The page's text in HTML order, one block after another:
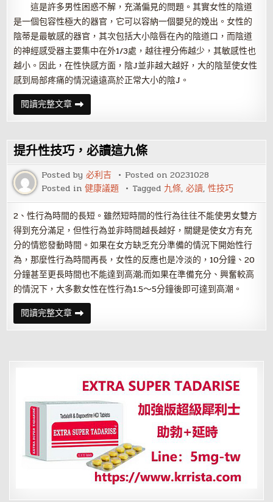
這是許多男性困惑不解，充滿偏見的問題。其實女性的陰道
是一個包容性極大的器官，它可以容納一個嬰兒的娩出。女性的
陰蒂是最敏感的器官，其次包括大小陰唇在內的陰道口，而陰道
的神經感受器主要集中在外1/3處，越往裡分佈越少，其敏感性也
越小。因此，在性快感方面，陰J並非越大越好，大的陰莖使女性
感到局部疼痛的情況遠遠高於正常大小的陰J。
閱讀完整文章提
升
性
巧
必
讀
這
九
條
提升性技巧，必讀這九條
Posted by必利吉 Posted on20231028
Posted in健康議題 Tagged 九條,必讀,性技巧
2、性行為時間的長短。雖然短時間的性行為往往不能使男女雙方
得到充分滿足，但性行為並非時間越長越好，關鍵是使女方有充
分的情慾發動時間。如果在女方缺乏充分準備的情況下開始性行
為，那麼性行為時間再長，女性的反應也是冷淡的，10分鐘、20
分鐘甚至更長時間也不能達到高潮;而如果在準備充分、興奮較高
的情況下，大多數女性在性行為1.5～5分鐘後即可達到高潮。
閱讀完整文章提
升
性
讀
條